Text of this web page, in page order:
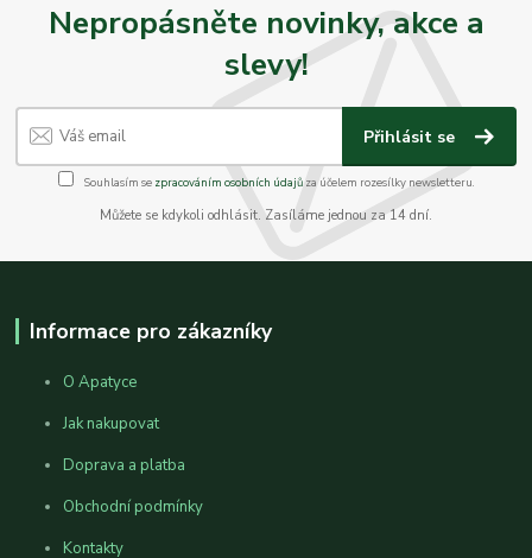
Nepropásněte novinky, akce a
slevy!
Přihlásit se
Souhlasím se zpracováním osobních údajůza účelem rozesílky newsletteru.
Můžete se kdykoli odhlásit. Zasíláme jednou za 14 dní.
Informace pro zákazníky
O Apatyce
Jak nakupovat
Doprava a platba
Obchodní podmínky
Kontakty